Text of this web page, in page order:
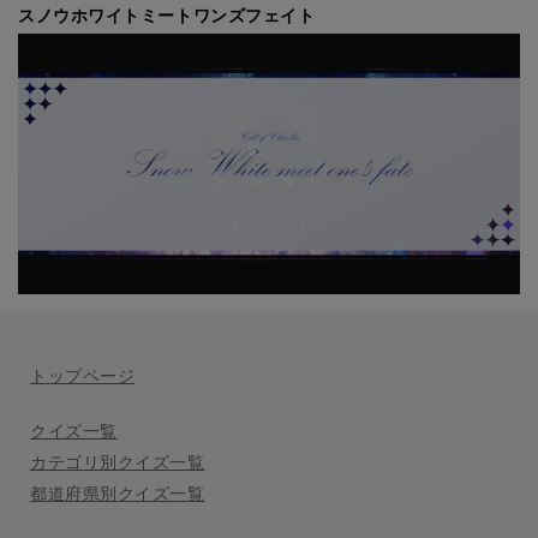
スノウホワイトミートワンズフェイト
トップページ
クイズ一覧
カテゴリ別クイズ一覧
都道府県別クイズ一覧